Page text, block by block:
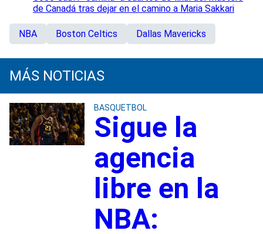
de Canadá tras dejar en el camino a Maria Sakkari
NBA Boston Celtics Dallas Mavericks
MÁS NOTICIAS
BASQUETBOL
Sigue la
agencia
libre en la
NBA: